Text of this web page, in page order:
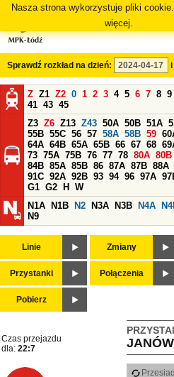
Nasza strona wykorzystuje pliki
więcej.
Sprawdź rozkład na dzień: i
Z Z1 Z2 0 1 2 3 4 5 6 7 8 9
41 43 45
Z3 Z6 Z13 Z43 50A 50B 51A
55B 55C 56 57 58A 58B 59
64A 64B 65A 65B 66 67 68
73 75A 75B 76 77 78 80A 80B
84B 85A 85B 86 87A 87B 88A
91C 92A 92B 93 94 96 97A
G1 G2 H
W
N1A
N1B N2 N3A N3B N4A
N9
Linie Zmiany
Przystanki Połączenia
Pobierz
Czas przejazdu
dla: 22:7